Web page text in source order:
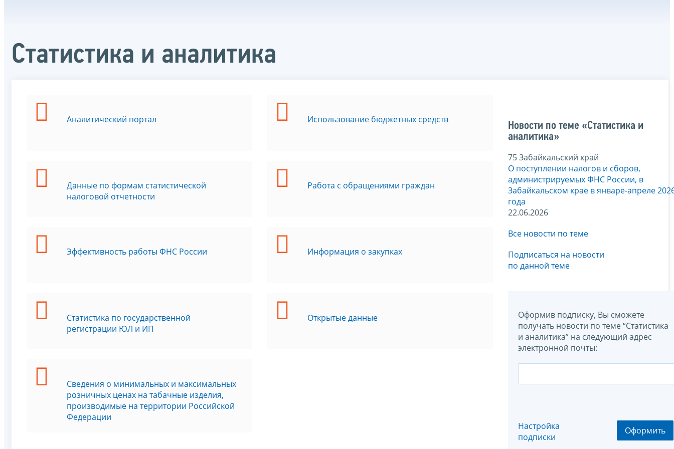
Статистика и аналитика
Аналитический портал
Данные по формам статистической
налоговой отчетности
Эффективность работы ФНС России
Статистика по государственной
регистрации ЮЛ и ИП
Сведения о минимальных и максимальных
розничных ценах на табачные изделия,
производимые на территории Российской
Федерации
Использование бюджетных средств
Работа с обращениями граждан
Информация о закупках
Открытые данные
Новости по теме «Статистика и
аналитика»
75 Забайкальский край
О поступлении налогов и сборов,
администрируемых ФНС России, в
Забайкальском крае в январе-апреле
года
22.06.2026
Все новости по теме
Подписаться на новости
по данной теме
Оформив подписку, Вы сможете
получать новости по теме “Статистика
и аналитика” на следующий адрес
электронной почты:
Настройка
подписки
Оформить